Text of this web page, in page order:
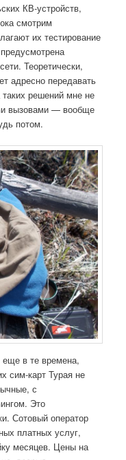
КВ-устройств,
смотрим
их тестирование
Теоретически,
адресно передавать
решений мне не
вызовами — вообще
потом.
в те времена,
сим-карт Турая не
с
Это
Сотовый оператор
платных услуг,
месяцев. Цены на